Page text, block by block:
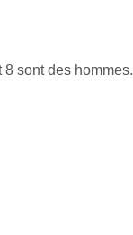
8 sont des hommes.